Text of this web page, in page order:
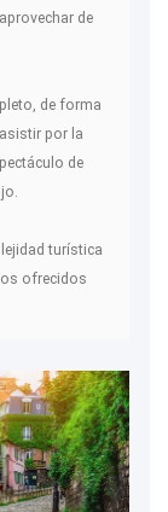
de
de forma
por la
de
turística
ofrecidos